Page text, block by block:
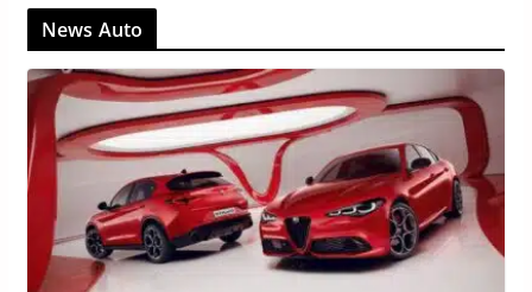
News Auto